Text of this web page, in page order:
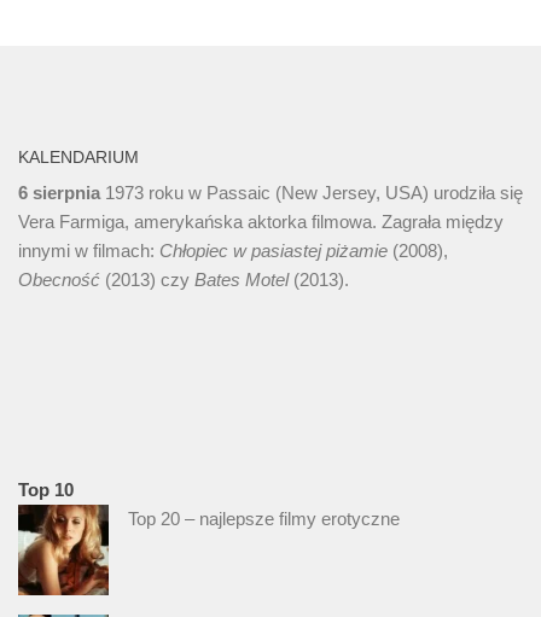
KALENDARIUM
6 sierpnia 1973 roku w Passaic (New Jersey, USA) urodziła się
Vera Farmiga, amerykańska aktorka filmowa. Zagrała między
innymi w filmach: Chłopiec w pasiastej piżamie (2008),
Obecność (2013) czy Bates Motel(2013).
Top 10
Top 20 – najlepsze filmy erotyczne